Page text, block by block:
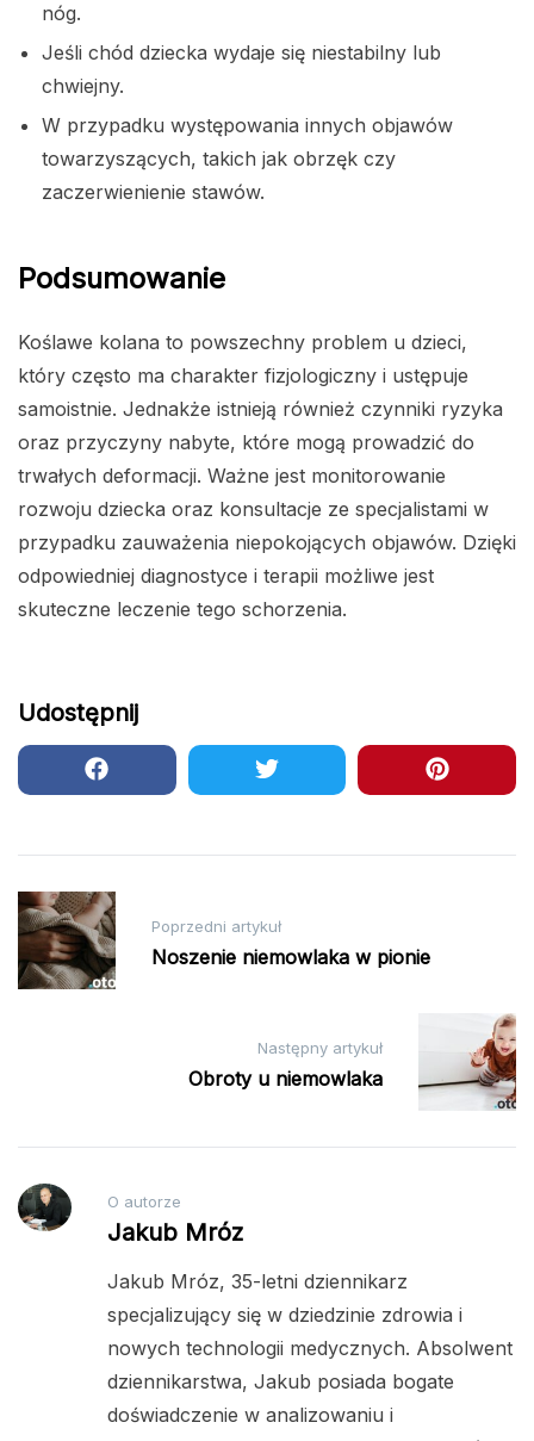
nóg.
Jeśli chód dziecka wydaje się niestabilny lub
chwiejny.
W przypadku występowania innych objawów
towarzyszących, takich jak obrzęk czy
zaczerwienienie stawów.
Podsumowanie
Koślawe kolana to powszechny problem u dzieci,
który często ma charakter fizjologiczny i ustępuje
samoistnie. Jednakże istnieją również czynniki ryzyka
oraz przyczyny nabyte, które mogą prowadzić do
trwałych deformacji. Ważne jest monitorowanie
rozwoju dziecka oraz konsultacje ze specjalistami w
przypadku zauważenia niepokojących objawów. Dzięki
odpowiedniej diagnostyce i terapii możliwe jest
skuteczne leczenie tego schorzenia.
Udostępnij
Nawigacja
wpisu
Poprzedni artykuł
Noszenie niemowlaka w pionie
Następny artykuł
Obroty u niemowlaka
O autorze
Jakub Mróz
Jakub Mróz, 35-letni dziennikarz
specjalizujący się w dziedzinie zdrowia i
nowych technologii medycznych. Absolwent
dziennikarstwa, Jakub posiada bogate
doświadczenie w analizowaniu i